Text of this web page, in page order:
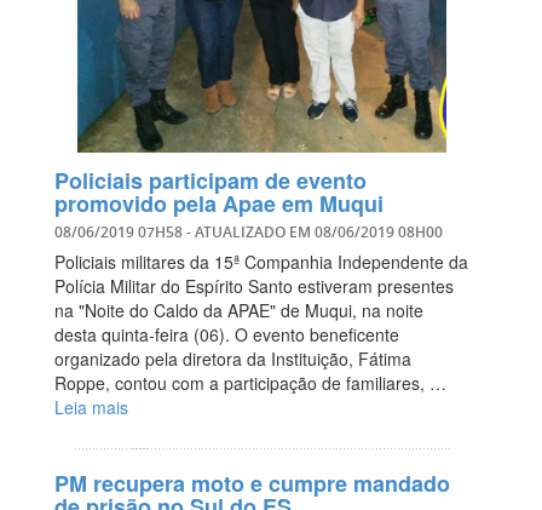
Policiais participam de evento
promovido pela Apae em Muqui
08/06/2019 07H58- ATUALIZADO EM 08/06/2019 08H00
Policiais militares da 15ª Companhia Independente da
Polícia Militar do Espírito Santo estiveram presentes
na "Noite do Caldo da APAE" de Muqui, na noite
desta quinta-feira (06). O evento beneficente
organizado pela diretora da Instituição, Fátima
Roppe, contou com a participação de familiares, …
Leia mais
PM recupera moto e cumpre mandado